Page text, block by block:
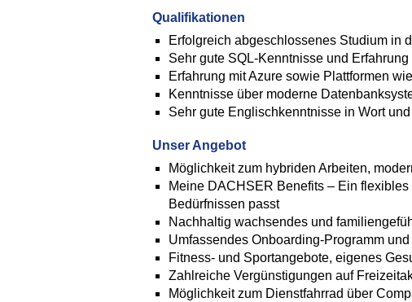
Qualifikationen
Erfolgreich abgeschlossenes Studium in
Sehr gute SQL-Kenntnisse und Erfahrung
Erfahrung mit Azure sowie Plattformen
Kenntnisse über moderne
Sehr gute Englischkenntnisse in Wort
Unser Angebot
Möglichkeit zum hybriden Arbeiten,
Meine DACHSER Benefits – Ein
Bedürfnissen passt
Nachhaltig wachsendes und
Umfassendes Onboarding-Programm
Fitness- und Sportangebote, eigenes
Zahlreiche Vergünstigungen auf
Möglichkeit zum Dienstfahrrad über